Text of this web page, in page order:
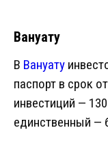
Вануату
В Вануату
паспорт в срок
инвестиций —
единственный —